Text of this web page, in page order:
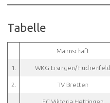
Tabelle
Mannschaft
1. WKG Ersingen/Huchenfeld
2. TV Bretten